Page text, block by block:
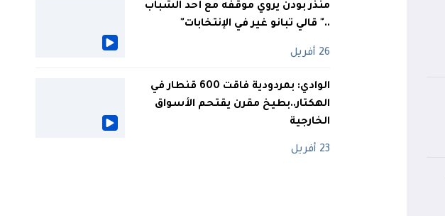
منذر بودن يروي موقفه مع أحد الشباب
.." قالي تبانو غير في الإنتخابات"
26 أفريل
الوادي: بمردودية فاقت 600 قنطار في
الهكتار..بطيخ مقرن يقتحم الأسواق
الخارجية
23 أفريل